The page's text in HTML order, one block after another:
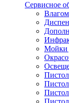
Сервисное
Мойки